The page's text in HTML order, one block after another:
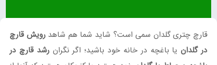
قارچ چتری گلدان سمی است؟ شاید شما هم شاهدرویش قارچ
در گلدانیا باغچه در خانه خود باشید؛ اگر نگرانرشد قارچ‌ در